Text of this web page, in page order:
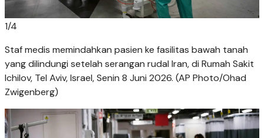
1/4
Staf medis memindahkan pasien ke fasilitas bawah tanah
yang dilindungi setelah serangan rudal Iran, di Rumah Sakit
Ichilov, Tel Aviv, Israel, Senin 8 Juni 2026. (AP Photo/Ohad
Zwigenberg)